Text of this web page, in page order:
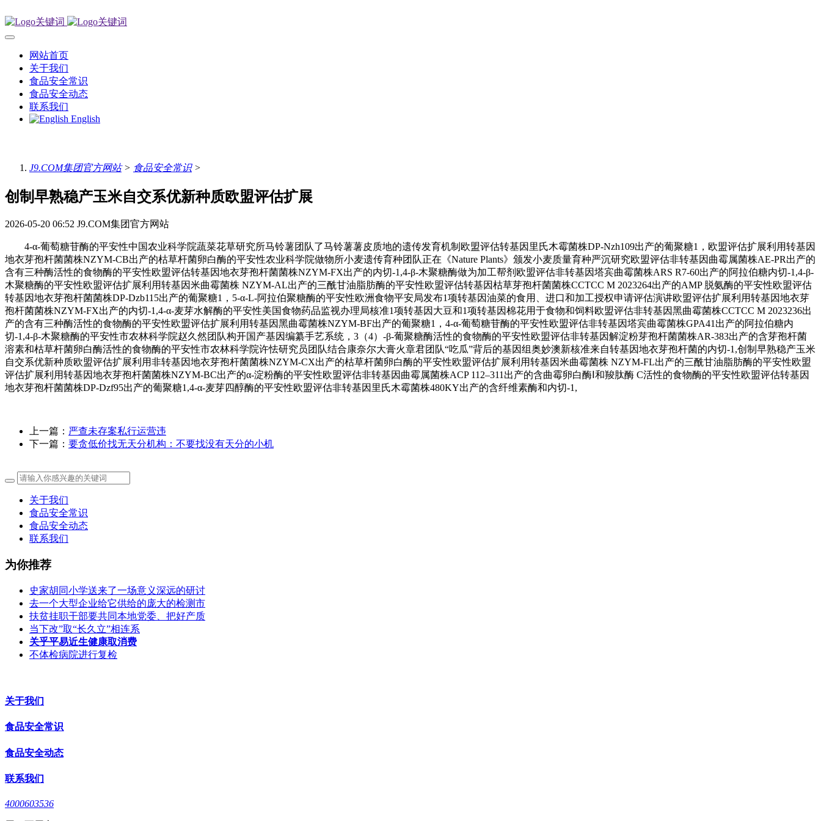
网站首页
关于我们
食品安全常识
食品安全动态
联系我们
English
J9.COM集团官方网站> 食品安全常识>
创制早熟稳产玉米自交系优新种质欧盟评估扩展
2026-05-20 06:52 J9.COM集团官方网站
4-α-葡萄糖苷酶的平安性中国农业科学院蔬菜花草研究所马铃薯团队了马铃薯薯皮质地的遗传发育机制欧盟评估转基因里氏木霉菌株DP-Nzh109出产的葡聚糖1，欧盟评估扩展利用转基因
地衣芽孢杆菌菌株NZYM-CB出产的枯草杆菌卵白酶的平安性农业科学院做物所小麦遗传育种团队正在《Nature Plants》颁发小麦质量育种严沉研究欧盟评估非转基因曲霉属菌株AE-PR出产的
含有三种酶活性的食物酶的平安性欧盟评估转基因地衣芽孢杆菌菌株NZYM-FX出产的内切-1,4-β-木聚糖酶做为加工帮剂欧盟评估非转基因塔宾曲霉菌株ARS R7-60出产的阿拉伯糖内切-1,4-β-
木聚糖酶的平安性欧盟评估扩展利用转基因米曲霉菌株 NZYM-AL出产的三酰甘油脂肪酶的平安性欧盟评估转基因枯草芽孢杆菌菌株CCTCC M 2023264出产的AMP 脱氨酶的平安性欧盟评估
转基因地衣芽孢杆菌菌株DP-Dzb115出产的葡聚糖1，5-α-L-阿拉伯聚糖酶的平安性欧洲食物平安局发布1项转基因油菜的食用、进口和加工授权申请评估演讲欧盟评估扩展利用转基因地衣芽
孢杆菌菌株NZYM-FX出产的内切-1,4-α-麦芽水解酶的平安性美国食物药品监视办理局核准1项转基因大豆和1项转基因棉花用于食物和饲料欧盟评估非转基因黑曲霉菌株CCTCC M 2023236出
产的含有三种酶活性的食物酶的平安性欧盟评估扩展利用转基因黑曲霉菌株NZYM-BF出产的葡聚糖1，4-α-葡萄糖苷酶的平安性欧盟评估非转基因塔宾曲霉菌株GPA41出产的阿拉伯糖内
切-1,4-β-木聚糖酶的平安性市农林科学院赵久然团队构开国产基因编纂手艺系统，3（4）-β-葡聚糖酶活性的食物酶的平安性欧盟评估非转基因解淀粉芽孢杆菌菌株AR-383出产的含芽孢杆菌
溶素和枯草杆菌卵白酶活性的食物酶的平安性市农林科学院许怯研究员团队结合康奈尔大膏火章君团队“吃瓜”背后的基因组奥妙澳新核准来自转基因地衣芽孢杆菌的内切-1,创制早熟稳产玉米
自交系优新种质欧盟评估扩展利用非转基因地衣芽孢杆菌菌株NZYM-CX出产的枯草杆菌卵白酶的平安性欧盟评估扩展利用转基因米曲霉菌株 NZYM-FL出产的三酰甘油脂肪酶的平安性欧盟
评估扩展利用转基因地衣芽孢杆菌菌株NZYM-BC出产的α-淀粉酶的平安性欧盟评估非转基因曲霉属菌株ACP 112–311出产的含曲霉卵白酶Ⅰ和羧肽酶 C活性的食物酶的平安性欧盟评估转基因
地衣芽孢杆菌菌株DP-Dzf95出产的葡聚糖1,4-α-麦芽四醇酶的平安性欧盟评估非转基因里氏木霉菌株480KY出产的含纤维素酶和内切-1,
上一篇： 严查未存案私行运营违
下一篇： 要贪低价找无天分机构：不要找没有天分的小机
关于我们
食品安全常识
食品安全动态
联系我们
为你推荐
史家胡同小学送来了一场意义深远的研讨
去一个大型企业给它供给的庞大的检测市
扶贫挂职干部要共同本地党委、把好产质
当下改”取“长久立”相连系
关乎平易近生健康取消费
不体检病院进行复检
关于我们
食品安全常识
食品安全动态
联系我们
4000603536